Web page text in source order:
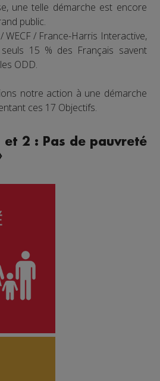
une telle démarche est encore
public.
WECF / France-Harris Interactive,
15 % des Français savent
ODD.
notre action à une démarche
ces 17 Objectifs.
et 2 : Pas de pauvreté